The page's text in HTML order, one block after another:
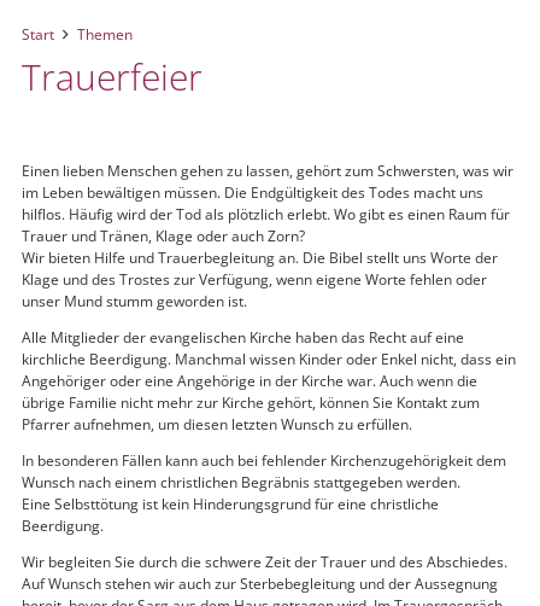
Start Themen
Trauer­feier
Einen lieben Menschen gehen zu lassen, gehört zum Schwersten, was wir
im Leben bewältigen müssen. Die Endgültigkeit des Todes macht uns
hilflos. Häufig wird der Tod als plötzlich erlebt. Wo gibt es einen Raum für
Trauer und Tränen, Klage oder auch Zorn?
Wir bieten Hilfe und Trauerbegleitung an. Die Bibel stellt uns Worte der
Klage und des Trostes zur Verfügung, wenn eigene Worte fehlen oder
unser Mund stumm geworden ist.
Alle Mitglieder der evangelischen Kirche haben das Recht auf eine
kirchliche Beerdigung. Manchmal wissen Kinder oder Enkel nicht, dass ein
Angehöriger oder eine Angehörige in der Kirche war. Auch wenn die
übrige Familie nicht mehr zur Kirche gehört, können Sie Kontakt zum
Pfarrer aufnehmen, um diesen letzten Wunsch zu erfüllen.
In besonderen Fällen kann auch bei fehlender Kirchenzugehörigkeit dem
Wunsch nach einem christlichen Begräbnis stattgegeben werden.
Eine Selbsttötung ist kein Hinderungsgrund für eine christliche
Beerdigung.
Wir begleiten Sie durch die schwere Zeit der Trauer und des Abschiedes.
Auf Wunsch stehen wir auch zur Sterbebegleitung und der Aussegnung